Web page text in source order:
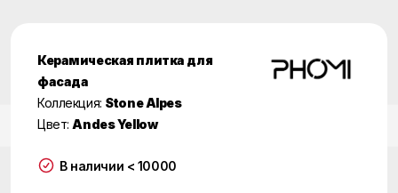
Керамическая плитка для
фасада
Коллекция: Stone Alpes
Цвет: Andes Yellow
В наличии < 10000